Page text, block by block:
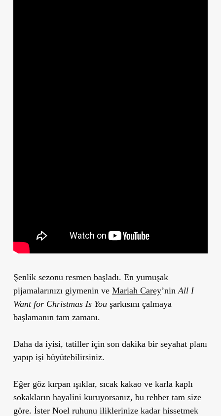
Şenlik sezonu resmen başladı. En yumuşak
pijamalarınızı giymenin ve Mariah Carey’nin All I
Want for Christmas Is Youşarkısını çalmaya
başlamanın tam zamanı.
Daha da iyisi, tatiller için son dakika bir seyahat planı
yapıp işi büyütebilirsiniz.
Eğer göz kırpan ışıklar, sıcak kakao ve karla kaplı
sokakların hayalini kuruyorsanız, bu rehber tam size
göre. İster Noel ruhunu iliklerinize kadar hissetmek